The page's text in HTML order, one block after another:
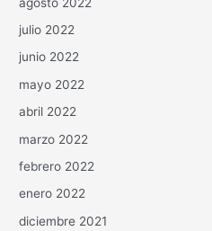
julio 2022
junio 2022
mayo 2022
abril 2022
marzo 2022
febrero 2022
enero 2022
diciembre 2021